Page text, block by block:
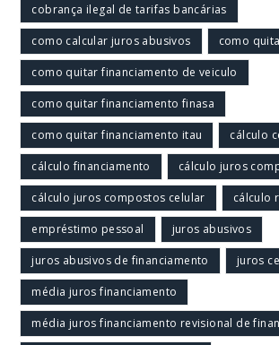
cobrança ilegal de tarifas bancárias
como calcular juros abusivos como
como quitar financiamento de veiculo
como quitar financiamento finasa
como quitar financiamento itau cálculo
cálculo financiamento cálculo juros
cálculo juros compostos celular cálculo
empréstimo pessoal juros abusivos
juros abusivos de financiamento juros
média juros financiamento
média juros financiamento revisional de